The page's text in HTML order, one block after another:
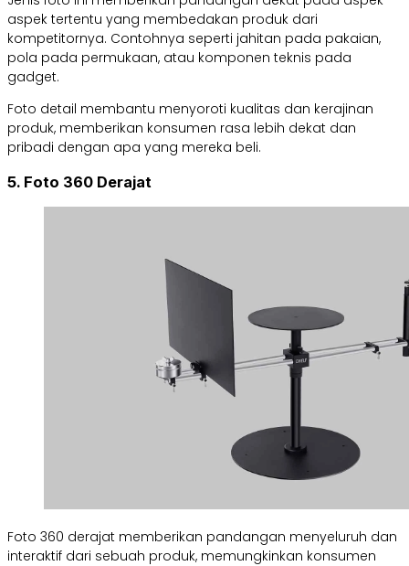
aspek tertentu yang membedakan produk dari
kompetitornya. Contohnya seperti jahitan pada pakaian,
pola pada permukaan, atau komponen teknis pada
gadget.
Foto detail membantu menyoroti kualitas dan kerajinan
produk, memberikan konsumen rasa lebih dekat dan
pribadi dengan apa yang mereka beli.
5. Foto 360 Derajat
Foto 360 derajat memberikan pandangan menyeluruh dan
interaktif dari sebuah produk, memungkinkan konsumen